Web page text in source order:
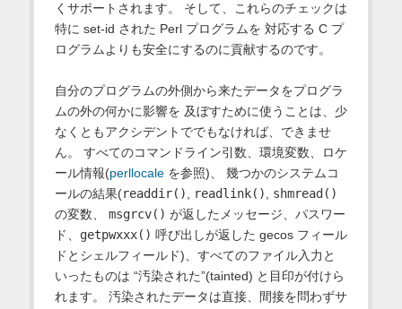
くサポートされます。 そして、これらのチェックは
特に set-id された Perl プログラムを 対応する C プ
ログラムよりも安全にするのに貢献するのです。
自分のプログラムの外側から来たデータをプログラ
ムの外の何かに影響を 及ぼすために使うことは、少
なくともアクシデントででもなければ、できませ
ん。 すべてのコマンドライン引数、環境変数、ロケ
ール情報(perllocaleを参照)、 幾つかのシステムコ
ールの結果(readdir() readlink()
shmread()
の変数、 msgrcv() が返したメッセージ、パスワー
ド、 getpwxxx() 呼び出しが返した gecos フィール
ドとシェルフィールド)、すべてのファイル入力と
いったものは “汚染された”(tainted) と目印が付けら
れます。 汚染されたデータは直接、間接を問わずサ